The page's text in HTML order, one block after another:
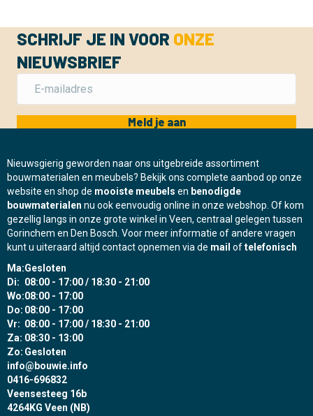
SCHRIJF JE IN VOOR ONZE
NIEUWSBRIEF
Meld je aan
Nieuwsgierig geworden naar ons uitgebreide assortiment
bouwmaterialen en meubels? Bekijk ons complete aanbod op onze
website en shop de mooiste meubels en benodigde
bouwmaterialen nu ook eenvoudig online in onze webshop. Of kom
gezellig langs in onze grote winkel in Veen, centraal gelegen tussen
Gorinchem en Den Bosch. Voor meer informatie of andere vragen
kunt u uiteraard altijd contact opnemen via de mail oftelefonisch
Ma:Gesloten
Di: 08:00 - 17:00 / 18:30 - 21:00
Wo:08:00 - 17:00
Do: 08:00 - 17:00
Vr: 08:00 - 17:00 / 18:30 - 21:00
Za: 08:30 - 13:00
Zo: Gesloten
info@bouwie.info
0416-696832
Veensesteeg 16b
4264KG Veen (NB)